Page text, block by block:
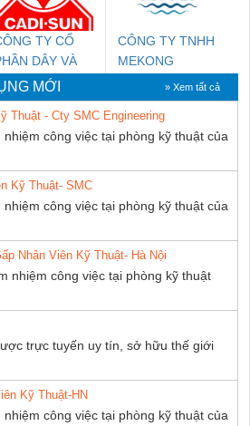
PHÁT
TY CỔ
DÂY VÀ
ĐIỆN
ĐÌNH
CÔNG TY TNHH
MEKONG
SUPPLY
MỚI » Xem tất cả
Thuật - Cty SMC Engineering
công việc tại phòng kỹ thuật của
Kỹ Thuật- SMC
công việc tại phòng kỹ thuật của
Nhân Viên Kỹ Thuật- Hà Nội
nhiệm công việc tại phòng kỹ thuật
trực tuyến uy tín, sở hữu thế giới
Kỹ Thuật-HN
công việc tại phòng kỹ thuật của